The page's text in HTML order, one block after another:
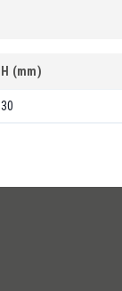
H (mm)
30